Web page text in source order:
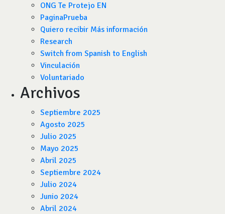
ONG Te Protejo EN
PaginaPrueba
Quiero recibir Más información
Research
Switch from Spanish to English
Vinculación
Voluntariado
Archivos
Septiembre 2025
Agosto 2025
Julio 2025
Mayo 2025
Abril 2025
Septiembre 2024
Julio 2024
Junio 2024
Abril 2024